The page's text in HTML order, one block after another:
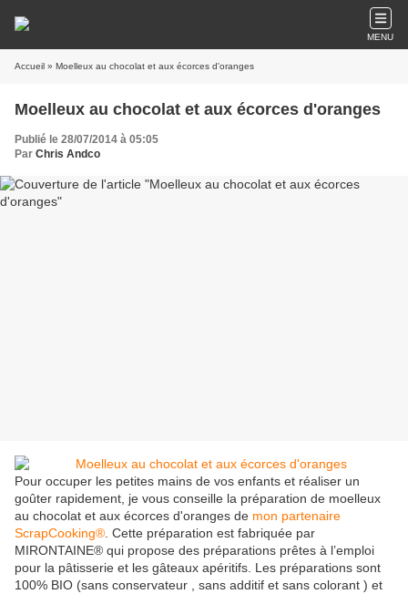
MENU
Accueil » Moelleux au chocolat et aux écorces d'oranges
Moelleux au chocolat et aux écorces d'oranges
Publié le 28/07/2014 à 05:05
Par Chris Andco
Pour occuper les petites mains de vos enfants et réaliser un
goûter rapidement, je vous conseille la préparation de moelleux
au chocolat et aux écorces d'oranges de mon partenaire
ScrapCooking® . Cette préparation est fabriquée par
MIRONTAINE® qui propose des préparations prêtes à l’emploi
pour la pâtisserie et les gâteaux apéritifs. Les préparations sont
100% BIO (sans conservateur , sans additif et sans colorant ) et